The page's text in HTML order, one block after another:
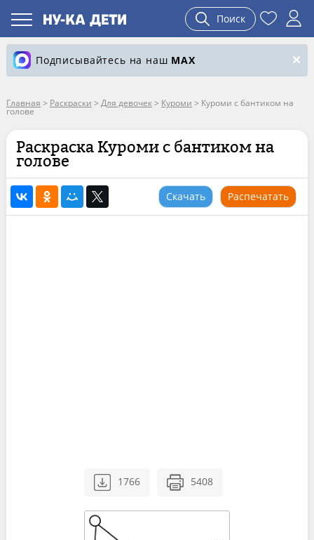
Поиск
Подписывайтесь на наш MAX
Главная > Раскраски > Для девочек> Куроми > Куроми с бантиком на
голове
Раскраска Куроми с бантиком на
голове
Скачать Распечатать
1766 5408